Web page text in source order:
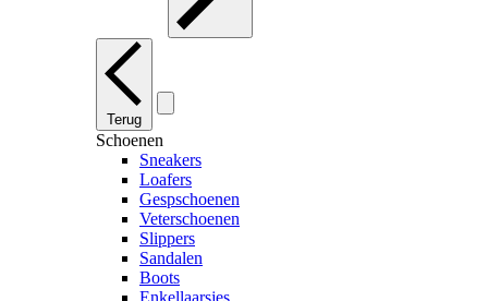
Terug
Schoenen
Sneakers
Loafers
Gespschoenen
Veterschoenen
Slippers
Sandalen
Boots